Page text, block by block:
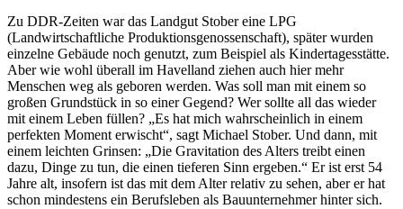
Zu DDR-Zeiten war das Landgut Stober eine LPG
(Landwirtschaftliche Produktionsgenossenschaft), später wurden
einzelne Gebäude noch genutzt, zum Beispiel als Kindertagesstätte.
Aber wie wohl überall im Havelland ziehen auch hier mehr
Menschen weg als geboren werden. Was soll man mit einem so
großen Grundstück in so einer Gegend? Wer sollte all das wieder
mit einem Leben füllen? „Es hat mich wahrscheinlich in einem
perfekten Moment erwischt“, sagt Michael Stober. Und dann, mit
einem leichten Grinsen: „Die Gravitation des Alters treibt einen
dazu, Dinge zu tun, die einen tieferen Sinn ergeben.“ Er ist erst 54
Jahre alt, insofern ist das mit dem Alter relativ zu sehen, aber er hat
schon mindestens ein Berufsleben als Bauunternehmer hinter sich.